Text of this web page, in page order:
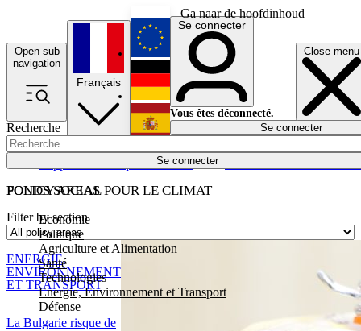
Ga naar de hoofdinhoud
Open sub
navigation
Close menu
Recherche
Se connecter
POLICY AREAS
Economie
Politique
Agriculture et Alimentation
Santé
Technologies
Energie, Environnement et Transport
Défense
Économie
Français
English
Deutsch
Español
Se connecter
Vous êtes déconnecté.
Se connecter
FONDS SOCIAL POUR LE CLIMAT
Filter by section
La Bulgarie risque de
ENERGIE,
ENVIRONNEMENT
ET TRANSPORT